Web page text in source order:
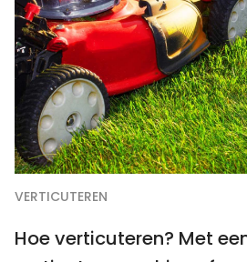
VERTICUTEREN
Hoe verticuteren? Met